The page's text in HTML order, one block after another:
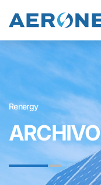
Renergy
ARCHIVO